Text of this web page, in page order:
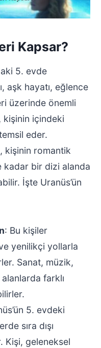
Kapsar?
5. evde
aşk hayatı, eğlence
üzerinde önemli
kişinin içindeki
eder.
kişinin romantik
kadar bir dizi alanda
İşte Uranüs’ün
: Bu kişiler
ve yenilikçi yollarla
Sanat, müzik,
farklı
5. evdeki
sıra dışı
Kişi, geleneksel